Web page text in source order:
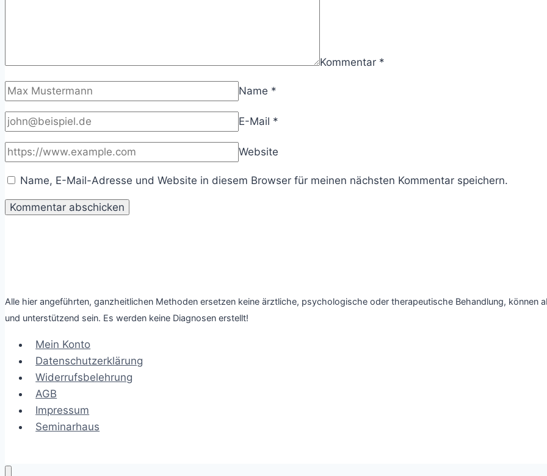
Kommentar *
Name *
E-Mail *
Website
Name, E-Mail-Adresse und Website in diesem Browser für meinen nächsten Kommentar speichern.
Alle hier angeführten, ganzheitlichen Methoden ersetzen keine ärztliche, psychologische oder therapeutische Behandlung, können
und unterstützend sein. Es werden keine Diagnosen erstellt!
Mein Konto
Datenschutzerklärung
Widerrufsbelehrung
AGB
Impressum
Seminarhaus